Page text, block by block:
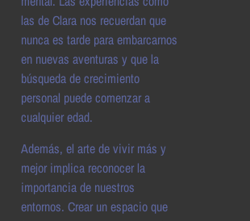
las de Clara nos recuerdan que
nunca es tarde para embarcarnos
en nuevas aventuras y que la
búsqueda de crecimiento
personal puede comenzar a
cualquier edad.
Además, el arte de vivir más y
mejor implica reconocer la
importancia de nuestros
entornos. Crear un espacio que